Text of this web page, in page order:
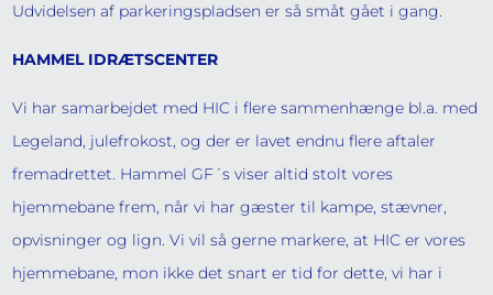
Udvidelsen af parkeringspladsen er så småt gået i gang.
HAMMEL IDRÆTSCENTER
Vi har samarbejdet med HIC i flere sammenhænge bl.a. med
Legeland, julefrokost, og der er lavet endnu flere aftaler
fremadrettet. Hammel GF´s viser altid stolt vores
hjemmebane frem, når vi har gæster til kampe, stævner,
opvisninger og lign. Vi vil så gerne markere, at HIC er vores
hjemmebane, mon ikke det snart er tid for dette, vi har i